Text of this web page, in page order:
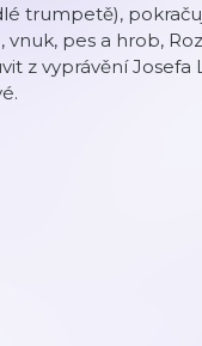
trumpetě),
vnuk, pes a hrob,
z vyprávění